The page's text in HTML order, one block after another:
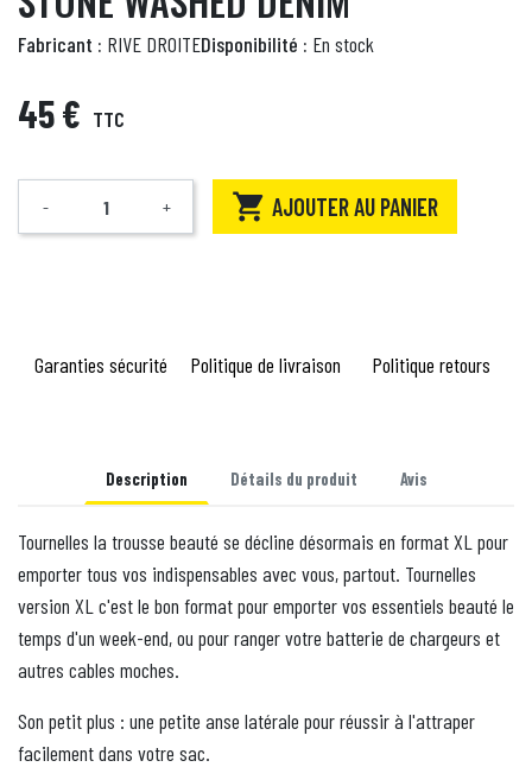
Fabricant : RIVE DROITEDisponibilité : En stock
45 € TTC
Quantité
- +  AJOUTER AU PANIER
Garanties sécurité Politique de livraison Politique retours
Description Détails du produit Avis
Tournelles la trousse beauté se décline désormais en format XL pour
emporter tous vos indispensables avec vous, partout. Tournelles
version XL c'est le bon format pour emporter vos essentiels beauté le
temps d'un week-end, ou pour ranger votre batterie de chargeurs et
autres cables moches.
Son petit plus : une petite anse latérale pour réussir à l'attraper
facilement dans votre sac.